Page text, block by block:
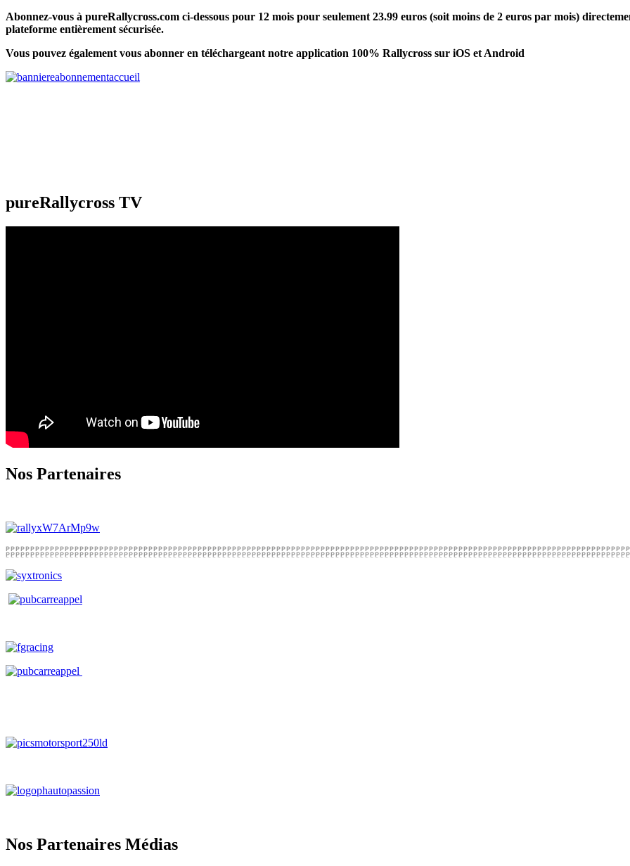
Abonnez-vous à pureRallycross.com ci-dessous pour 12 mois pour seulement 23.99 euros (soit moins de 2 euros par mois)
plateforme entièrement sécurisée.
Vous pouvez également vous abonner en téléchargeant notre application 100% Rallycross sur iOS et Android
pureRallycross TV
Nos Partenaires
Nos Partenaires Médias